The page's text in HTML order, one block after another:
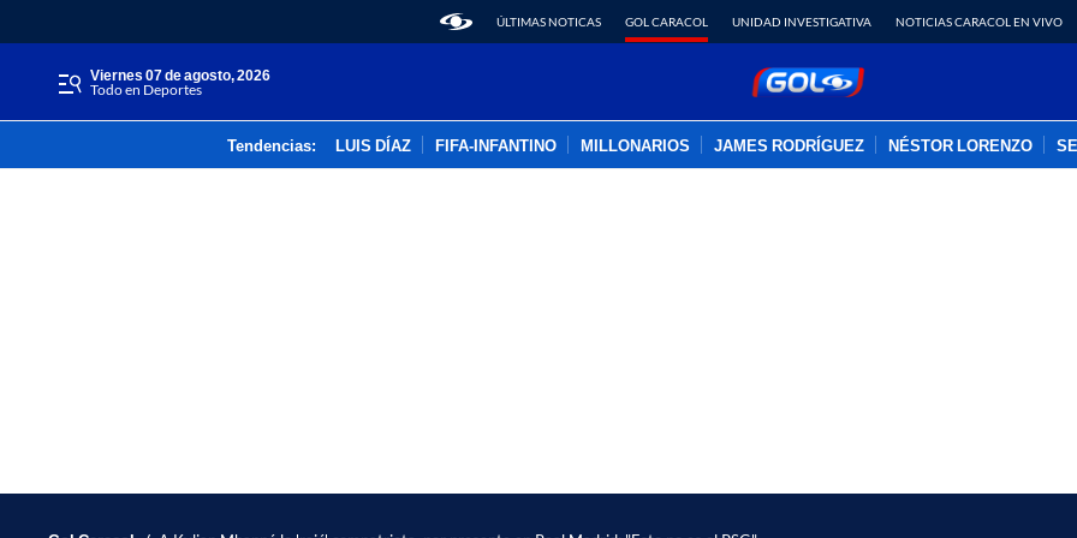
ÚLTIMAS NOTICAS GOL CARACOL UNIDAD INVESTIGATIVA NOTICIAS CARACOL EN VIVO
viernes 07 de agosto, 2026
Todo en Deportes
Tendencias: LUIS DÍAZ FIFA-INFANTINO MILLONARIOS JAMES RODRÍGUEZ NÉSTOR LORENZO